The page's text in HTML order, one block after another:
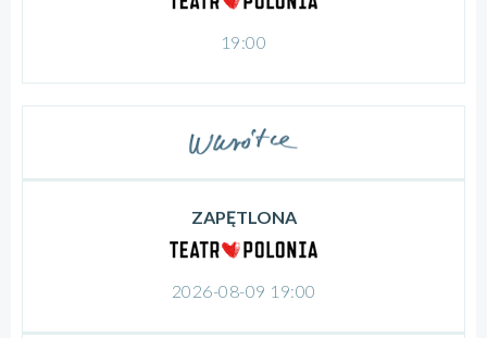
19:00
ZAPĘTLONA
2026-08-09 19:00